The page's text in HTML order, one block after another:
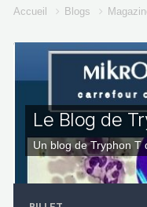
Accueil Blogs
Le Blog de
Un blog deTryphon T